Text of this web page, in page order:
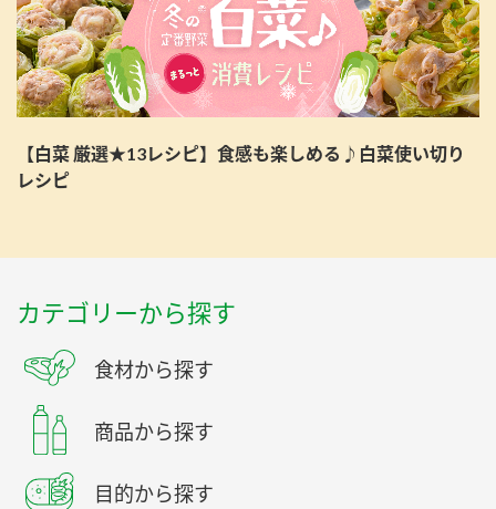
【白菜 厳選★13レシピ】食感も楽しめる♪白菜使い切り
レシピ
カテゴリーから探す
食材から探す
商品から探す
目的から探す